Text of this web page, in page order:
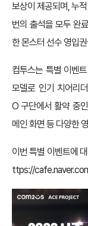
보상이 제공되며, 누
번의 출석을 모두 완
한 몬스터 선수 영입
컴투스는 특별 이벤
모델로 인기 치어리
O 구단에서 활약 중
메인 화면 등 다양한
이번 특별 이벤트에
ttps://